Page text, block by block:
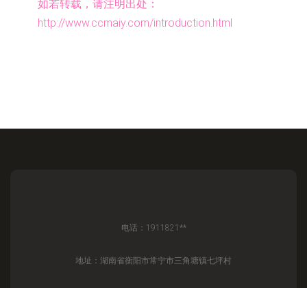
如若转载，请注明出处：
http://www.ccmaiy.com/introduction.html
电话：1911821**
地址：湖南省衡阳市常宁市三角塘镇七坪村